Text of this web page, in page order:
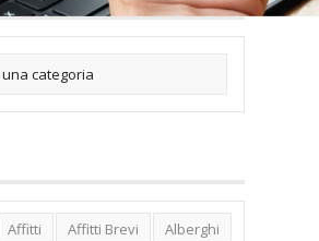
Affitti Affitti Brevi
Alberghi